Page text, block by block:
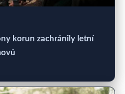
korun zachránily letní